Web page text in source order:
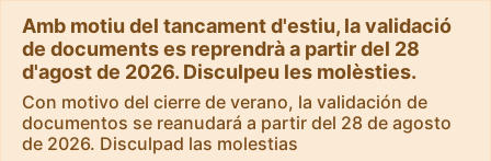
Amb motiu del tancament d'estiu, la validació
de documents es reprendrà a partir del 28
d'agost de 2026. Disculpeu les molèsties.
Con motivo del cierre de verano, la validación de
documentos se reanudará a partir del 28 de agosto
de 2026. Disculpad las molestias